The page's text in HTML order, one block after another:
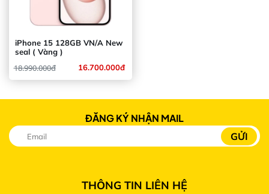
iPhone 15 128GB VN/A New
seal ( Vàng )
16.700.000đ
18.990.000đ
ĐĂNG KÝ NHẬN MAIL
THÔNG TIN LIÊN HỆ